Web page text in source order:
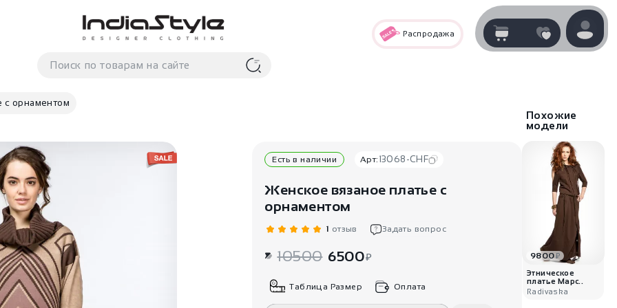
Распродажа
с орнаментом
Есть в наличии Арт: 13068-CHF
Женское вязаное платье с
орнаментом
1 отзыв Задать вопрос
10500 6500₽
Таблица Размер Оплата
Похожие
модели
9800₽
Этническое
платье Марс..
Radivaska